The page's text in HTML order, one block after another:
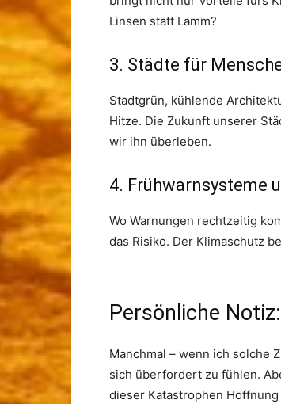
Linsen statt Lamm?
3. Städte für
Stadtgrün, kühlende
Hitze. Die Zukunft unserer
wir ihn überleben.
4. Frühwarnsysteme
Wo Warnungen rechtzeitig
das Risiko. Der Klimaschutz
Persönliche
Manchmal – wenn ich solche
sich überfordert zu fühlen.
dieser Katastrophen